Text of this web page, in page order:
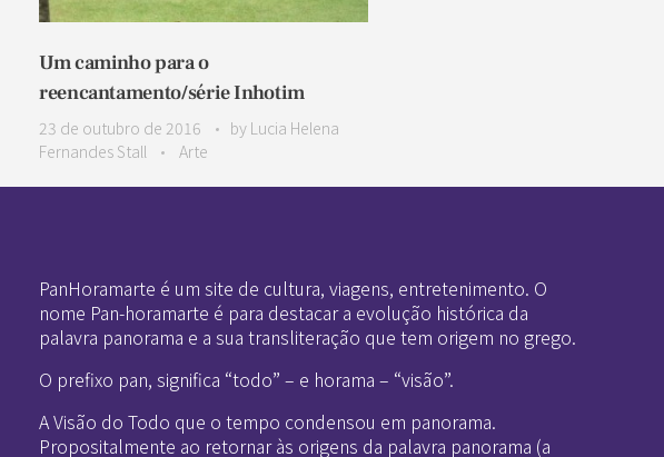
Um caminho para o
reencantamento/série Inhotim
23 de outubro de 2016 by Lucia Helena
Fernandes Stall
Arte
PanHoramarte é um site de cultura, viagens, entretenimento. O
nome Pan-horamarte é para destacar a evolução histórica da
palavra panorama e a sua transliteração que tem origem no grego.
O prefixo pan, significa “todo” – e horama – “visão”.
A Visão do Todo que o tempo condensou em panorama.
Propositalmente ao retornar às origens da palavra panorama (a